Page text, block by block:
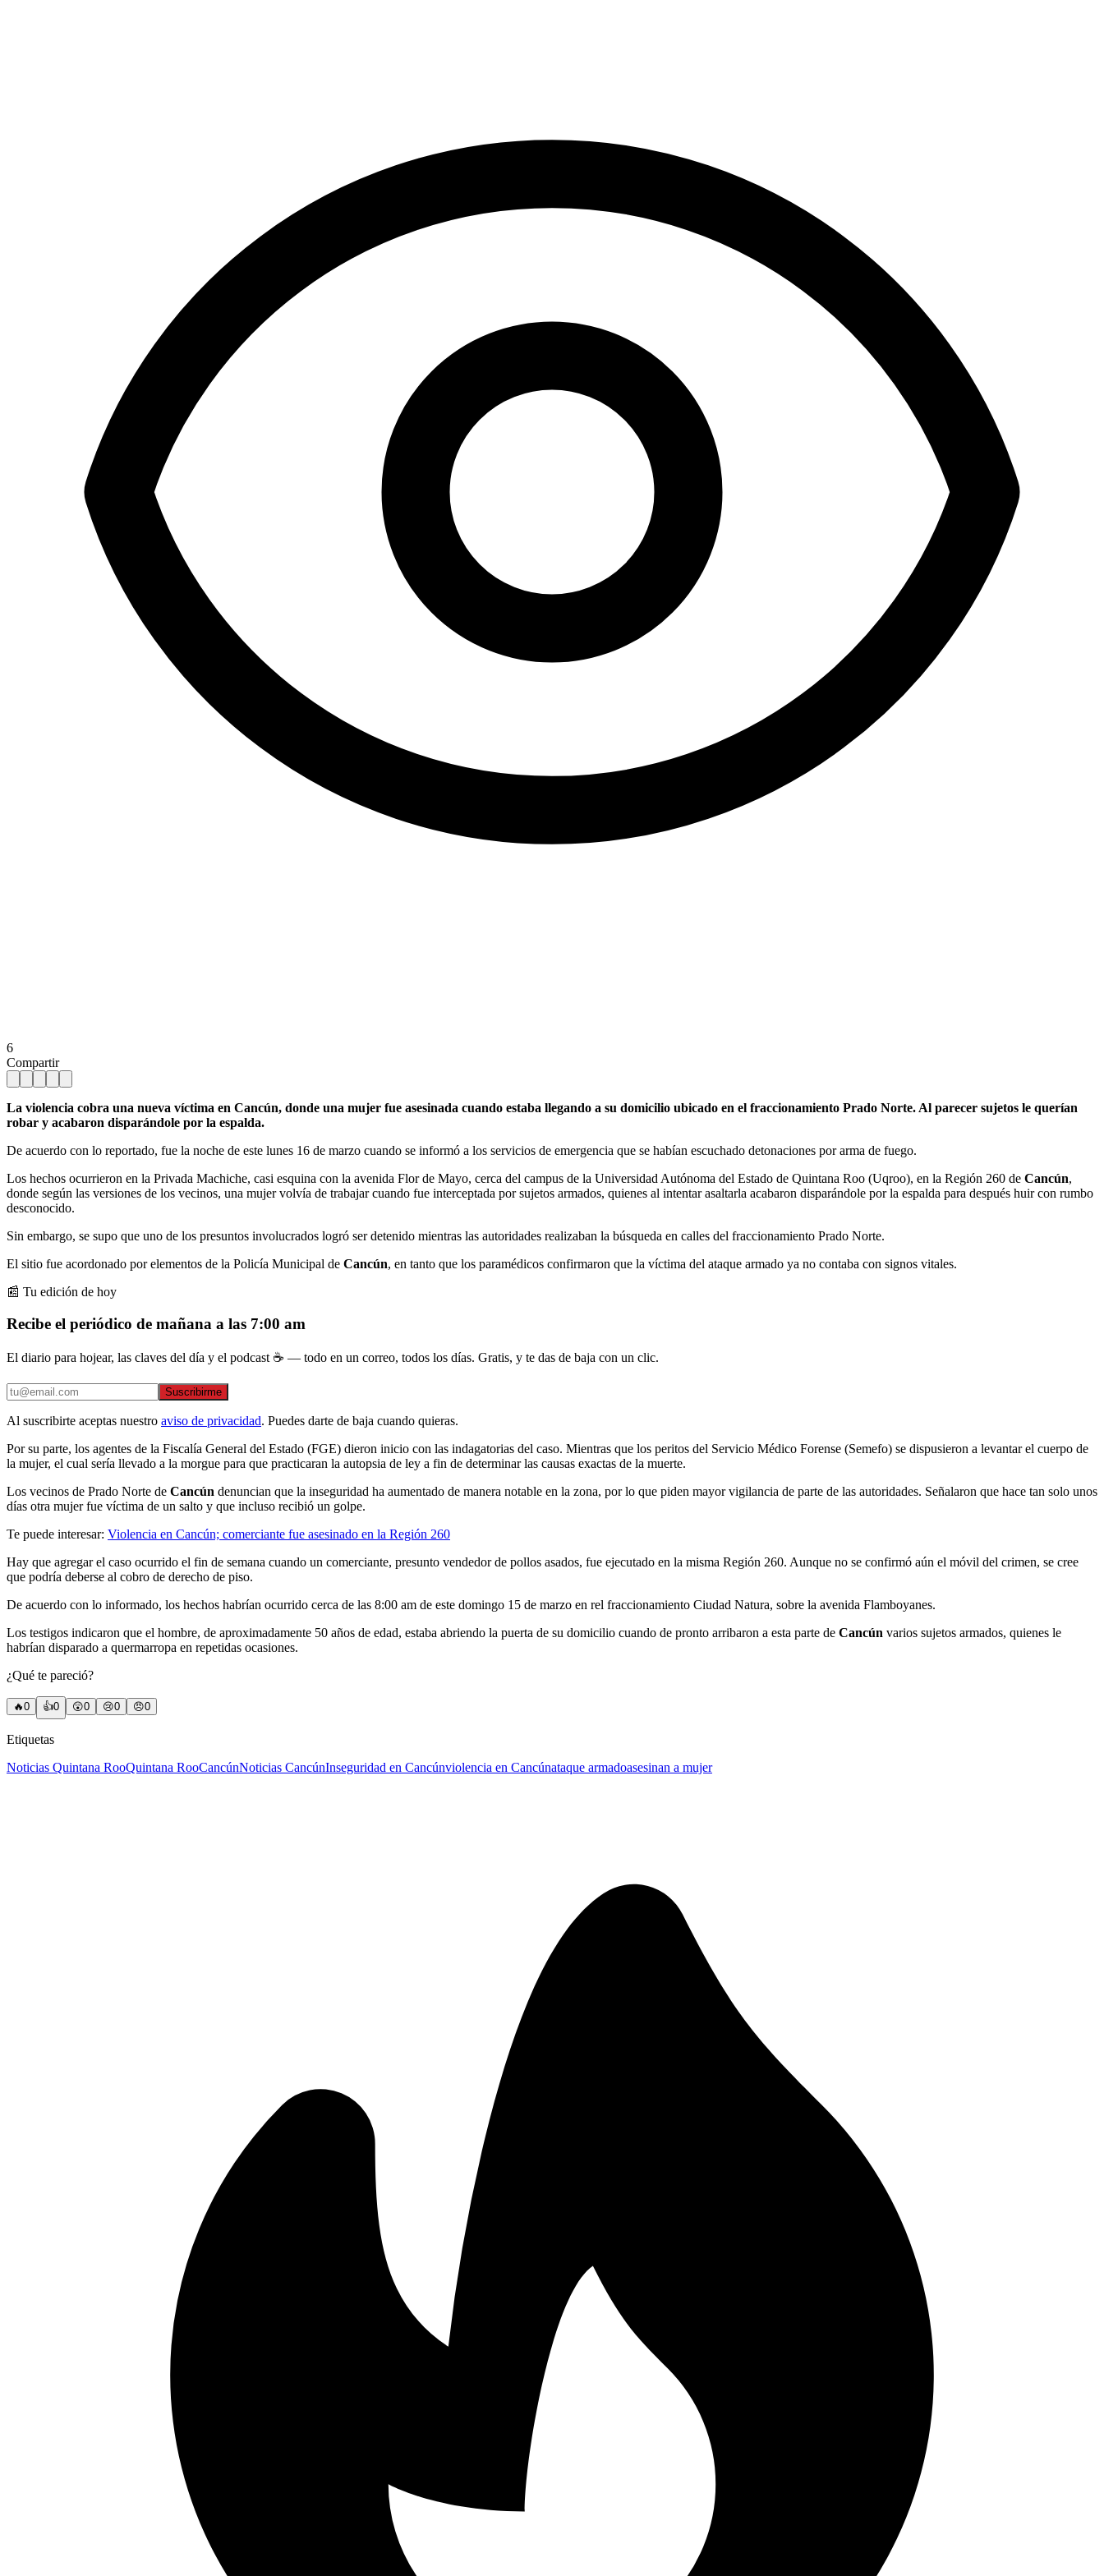
6
Compartir
La violencia cobra una nueva víctima en Cancún, donde una mujer fue asesinada cuando estaba llegando a su domicilio ubicado en el fraccionamiento Prado Norte. Al parecer sujetos le querían
robar y acabaron disparándole por la espalda.
De acuerdo con lo reportado, fue la noche de este lunes 16 de marzo cuando se informó a los servicios de emergencia que se habían escuchado detonaciones por arma de fuego.
Los hechos ocurrieron en la Privada Machiche, casi esquina con la avenida Flor de Mayo, cerca del campus de la Universidad Autónoma del Estado de Quintana Roo (Uqroo), en la Región 260 de Cancún,
donde según las versiones de los vecinos, una mujer volvía de trabajar cuando fue interceptada por sujetos armados, quienes al intentar asaltarla acabaron disparándole por la espalda para después huir con rumbo
desconocido.
Sin embargo, se supo que uno de los presuntos involucrados logró ser detenido mientras las autoridades realizaban la búsqueda en calles del fraccionamiento Prado Norte.
El sitio fue acordonado por elementos de la Policía Municipal de Cancún, en tanto que los paramédicos confirmaron que la víctima del ataque armado ya no contaba con signos vitales.
📰 Tu edición de hoy
Recibe el periódico de mañana a las 7:00 am
El diario para hojear, las claves del día y el podcast ☕ — todo en un correo, todos los días. Gratis, y te das de baja con un clic.
Suscribirme
Al suscribirte aceptas nuestro aviso de privacidad. Puedes darte de baja cuando quieras.
Por su parte, los agentes de la Fiscalía General del Estado (FGE) dieron inicio con las indagatorias del caso. Mientras que los peritos del Servicio Médico Forense (Semefo) se dispusieron a levantar el cuerpo de
la mujer, el cual sería llevado a la morgue para que practicaran la autopsia de ley a fin de determinar las causas exactas de la muerte.
Los vecinos de Prado Norte de Cancún denuncian que la inseguridad ha aumentado de manera notable en la zona, por lo que piden mayor vigilancia de parte de las autoridades. Señalaron que hace tan solo unos
días otra mujer fue víctima de un salto y que incluso recibió un golpe.
Te puede interesar: Violencia en Cancún; comerciante fue asesinado en la Región 260
Hay que agregar el caso ocurrido el fin de semana cuando un comerciante, presunto vendedor de pollos asados, fue ejecutado en la misma Región 260. Aunque no se confirmó aún el móvil del crimen, se cree
que podría deberse al cobro de derecho de piso.
De acuerdo con lo informado, los hechos habrían ocurrido cerca de las 8:00 am de este domingo 15 de marzo en rel fraccionamiento Ciudad Natura, sobre la avenida Flamboyanes.
Los testigos indicaron que el hombre, de aproximadamente 50 años de edad, estaba abriendo la puerta de su domicilio cuando de pronto arribaron a esta parte de Cancún varios sujetos armados, quienes le
habrían disparado a quermarropa en repetidas ocasiones.
¿Qué te pareció?
🔥0 👍0 😲0 😢0 😠0
Etiquetas
Noticias Quintana RooQuintana RooCancúnNoticias CancúnInseguridad en Cancúnviolencia en Cancúnataque armadoasesinan a mujer